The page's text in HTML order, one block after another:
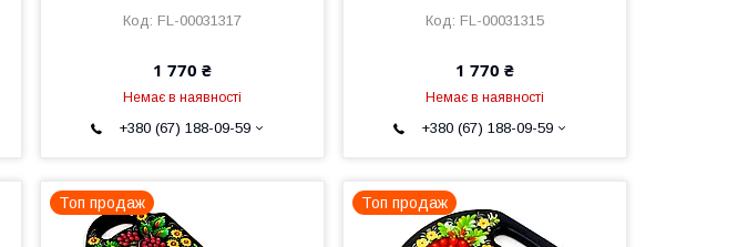
FL-00031317
1 770 ₴
Немає в наявності
+380 (67) 188-09-59
FL-00031315
1 770 ₴
Немає в наявності
+380 (67) 188-09-59
Топ продаж Топ продаж